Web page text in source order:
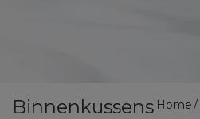
Home
Binnenkussens